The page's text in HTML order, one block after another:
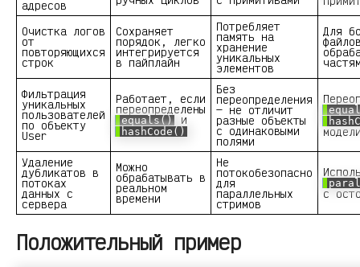
адресов
Очистка логов
от
повторяющихся
строк
Сохраняет
порядок, легко
интегрируется
в пайплайн
Потребляет
память на
хранение
уникальных
элементов
Для
Фильтрация
уникальных
пользователей
по объекту
User
Работает, если
переопределены
equals() и
hashCode()
Без
переопределения
— не отличит
разные объекты
с одинаковыми
полями
Удаление
дубликатов в
потоках
данных с
сервера
Можно
обрабатывать в
реальном
времени
Не
потокобезопасно
для
параллельных
стримов
с
Положительный пример